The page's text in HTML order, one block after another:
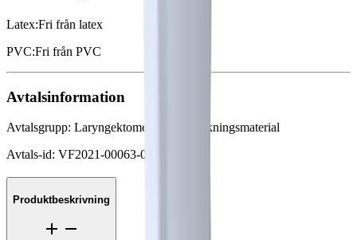
Latex:Fri från latex
PVC:Fri från PVC
Avtalsinformation
Avtalsgrupp: Laryngektomerade, förbrukningsmaterial
Avtals-id: VF2021-00063-02
Produktbeskrivning